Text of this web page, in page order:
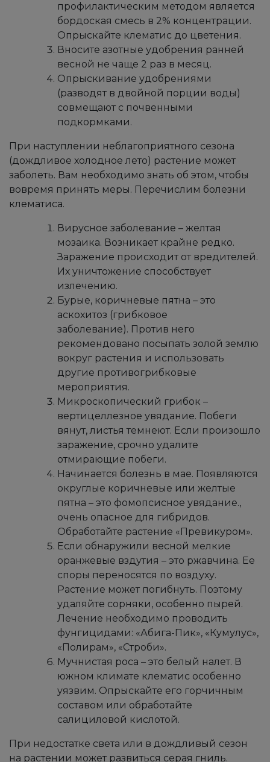
профилактическим методом является
бордоская смесь в 2% концентрации.
Опрыскайте клематис до цветения.
Вносите азотные удобрения ранней
весной не чаще 2 раз в месяц.
Опрыскивание удобрениями
(разводят в двойной порции воды)
совмещают с почвенными
подкормками.
При наступлении неблагоприятного сезона
(дождливое холодное лето) растение может
заболеть. Вам необходимо знать об этом, чтобы
вовремя принять меры. Перечислим болезни
клематиса.
Вирусное заболевание – желтая
мозаика. Возникает крайне редко.
Заражение происходит от вредителей.
Их уничтожение способствует
излечению.
Бурые, коричневые пятна – это
аскохитоз (грибковое
заболевание). Против него
рекомендовано посыпать золой землю
вокруг растения и использовать
другие противогрибковые
мероприятия.
Микроскопический грибок –
вертицеллезное увядание. Побеги
вянут, листья темнеют. Если произошло
заражение, срочно удалите
отмирающие побеги.
Начинается болезнь в мае. Появляются
округлые коричневые или желтые
пятна – это фомопсисное увядание.,
очень опасное для гибридов.
Обработайте растение «Превикуром».
Если обнаружили весной мелкие
оранжевые вздутия – это ржавчина. Ее
споры переносятся по воздуху.
Растение может погибнуть. Поэтому
удаляйте сорняки, особенно пырей.
Лечение необходимо проводить
фунгицидами: «Абига-Пик», «Кумулус»,
«Полирам», «Строби».
Мучнистая роса – это белый налет. В
южном климате клематис особенно
уязвим. Опрыскайте его горчичным
составом или обработайте
салициловой кислотой.
При недостатке света или в дождливый сезон
на растении может развиться серая гниль.